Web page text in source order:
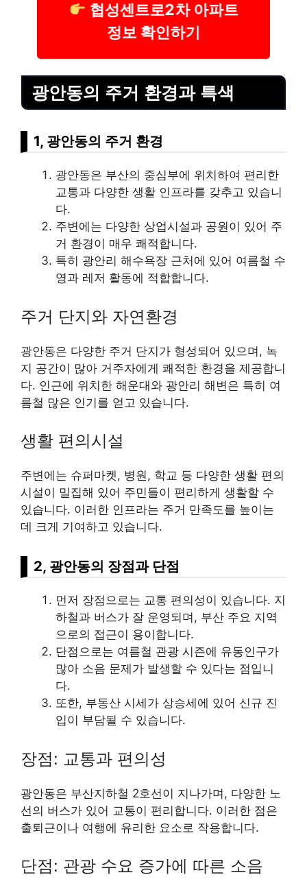
협성센트로2차 아파트
정보 확인하기
광안동의 주거 환경과 특색
1, 광안동의 주거 환경
광안동은 부산의 중심부에 위치하여 편리한
교통과 다양한 생활 인프라를 갖추고 있습니
다.
주변에는 다양한 상업시설과 공원이 있어 주
거 환경이 매우 쾌적합니다.
특히 광안리 해수욕장 근처에 있어 여름철 수
영과 레저 활동에 적합합니다.
주거 단지와 자연환경
광안동은 다양한 주거 단지가 형성되어 있으며, 녹
지 공간이 많아 거주자에게 쾌적한 환경을 제공합니
다. 인근에 위치한 해운대와 광안리 해변은 특히 여
름철 많은 인기를 얻고 있습니다.
생활 편의시설
주변에는 슈퍼마켓, 병원, 학교 등 다양한 생활 편의
시설이 밀집해 있어 주민들이 편리하게 생활할 수
있습니다. 이러한 인프라는 주거 만족도를 높이는
데 크게 기여하고 있습니다.
2, 광안동의 장점과 단점
먼저 장점으로는 교통 편의성이 있습니다. 지
하철과 버스가 잘 운영되며, 부산 주요 지역
으로의 접근이 용이합니다.
단점으로는 여름철 관광 시즌에 유동인구가
많아 소음 문제가 발생할 수 있다는 점입니
다.
또한, 부동산 시세가 상승세에 있어 신규 진
입이 부담될 수 있습니다.
장점: 교통과 편의성
광안동은 부산지하철 2호선이 지나가며, 다양한 노
선의 버스가 있어 교통이 편리합니다. 이러한 점은
출퇴근이나 여행에 유리한 요소로 작용합니다.
단점: 관광 수요 증가에 따른 소음